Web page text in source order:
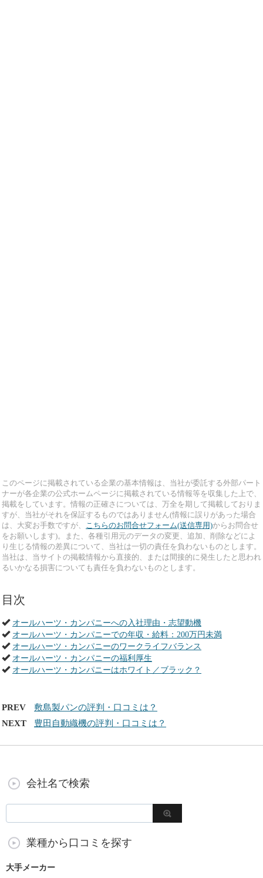
このページに掲載されている企業の基本情報は、当社が委託する外部パート
ナーが各企業の公式ホームページに掲載されている情報等を収集した上で、
掲載をしています。情報の正確さについては、万全を期して掲載しておりま
すが、当社がそれを保証するものではありません(情報に誤りがあった場合
は、大変お手数ですが、
こちらのお問合せフォーム(送信専用)からお問合せ
をお願いします)。また、各種引用元のデータの変更、追加、削除などによ
り生じる情報の差異について、当社は一切の責任を負わないものとします。
当社は、当サイトの掲載情報から直接的、または間接的に発生したと思われ
るいかなる損害についても責任を負わないものとします。
目次
オールハーツ・カンパニーへの入社理由・志望動機
オールハーツ・カンパニーでの年収・給料：200万円未満
オールハーツ・カンパニーのワークライフバランス
オールハーツ・カンパニーの福利厚生
オールハーツ・カンパニーはホワイト／ブラック？
PREV
敷島製パンの評判・口コミは？
NEXT
豊田自動織機の評判・口コミは？
会社名で検索
業種から口コミを探す
大手メーカー